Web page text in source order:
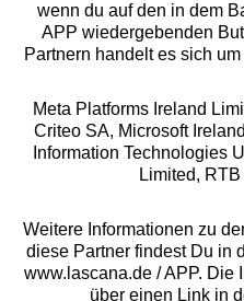
Rechtliches
Alle Preise inkl. MwSt., zzgl.
** Bonität vorausgesetzt, berechtigt zur
wenn du auf den in dem
APP wiedergebenden
Partnern handelt es sich
Meta Platforms Ireland
Criteo SA, Microsoft
Information Technologies
Limited,
Weitere Informationen zu
diese Partner findest Du in
www.lascana.de / APP. Die
über einen Link in